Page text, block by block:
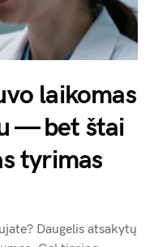
laikomas
— bet štai
tyrimas
Daugelis atsakytų